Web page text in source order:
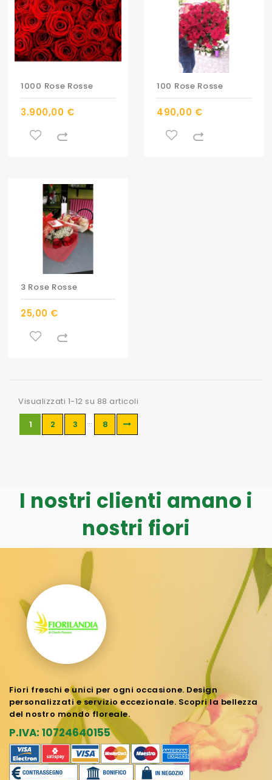
1000 Rose Rosse
3.900,00 €
100 Rose Rosse
490,00 €
3 Rose Rosse
25,00 €
Visualizzati 1-12 su 88 articoli
1
2 3 … 8
I nostri clienti amano i
nostri fiori
Fiori freschi e unici per ogni occasione. Design
personalizzati e servizio eccezionale. Scopri la bellezza
del nostro mondo floreale.
P.IVA: 10724640155